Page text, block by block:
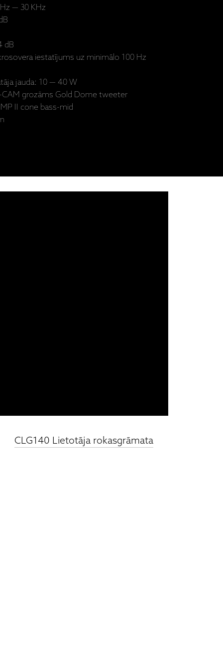
— 30 KHz
dB
iestatījums uz minimālo 100 Hz
jauda: 10 — 40 W
CAM grozāms Gold Dome tweeter
II cone bass-mid
CLG140 Lietotāja rokasgrāmata